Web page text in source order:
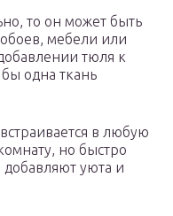
то он может быть
мебели или
тюля к
одна ткань
в любую
но быстро
добавляют уюта и